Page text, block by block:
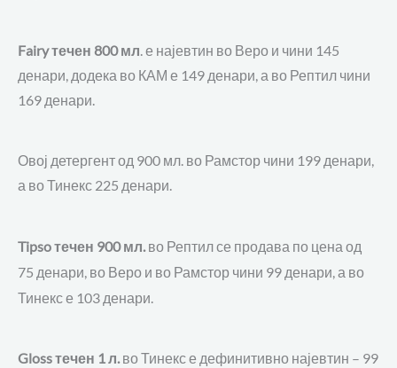
Fairy течен 800 мл. е најевтин во Веро и чини 145
денари, додека во КАМ е 149 денари, а во Рептил чини
169 денари.
Овој детергент од 900 мл. во Рамстор чини 199 денари,
а во Тинекс 225 денари.
Tipso течен 900 мл.во Рептил се продава по цена од
75 денари, во Веро и во Рамстор чини 99 денари, а во
Тинекс е 103 денари.
Gloss течен 1 л.во Тинекс е дефинитивно најевтин – 99